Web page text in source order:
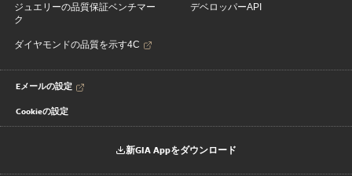
ジュエリーの品質保証ベンチマー
ク
ダイヤモンドの品質を示す4C
デベロッパーAPI
Eメールの設定
Cookieの設定
新GIA Appをダウンロード